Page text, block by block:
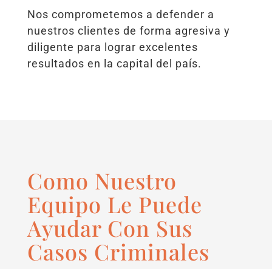
Nos comprometemos a defender a
nuestros clientes de forma agresiva y
diligente para lograr excelentes
resultados en la capital del país.
Como Nuestro
Equipo Le Puede
Ayudar Con Sus
Casos Criminales